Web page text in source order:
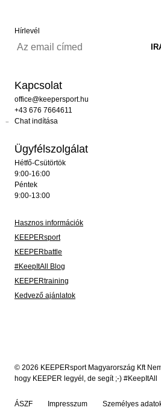
Hírlevél
Kapcsolat
office@keepersport.hu
+43 676 7664611
Chat indítása
Ügyfélszolgálat
Hétfő-Csütörtök
9:00-16:00
Péntek
9:00-13:00
Hasznos információk
KEEPERsport
KEEPERbattle
#KeepItAll Blog
KEEPERtraining
Kedvező ajánlatok
© 2026 KEEPERsport Magyarország Kft
hogy KEEPER legyél, de segít ;-) #KeepItAll
ÁSZF Impresszum Személyes